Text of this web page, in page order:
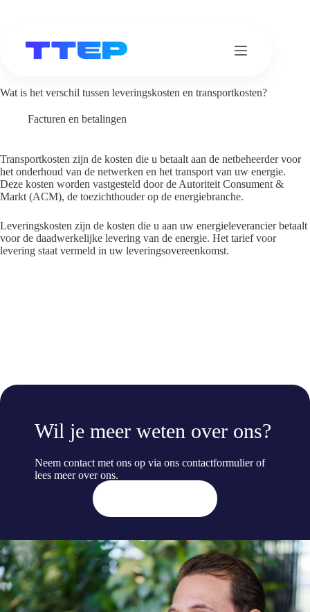
inhoud
Wat is het verschil tussen leveringskosten en transportkosten?
Facturen en betalingen
Transportkosten zijn de kosten die u betaalt aan de netbeheerder voor
het onderhoud van de netwerken en het transport van uw energie.
Deze kosten worden vastgesteld door de Autoriteit Consument &
Markt (ACM), de toezichthouder op de energiebranche.
Leveringskosten zijn de kosten die u aan uw energieleverancier betaalt
voor de daadwerkelijke levering van de energie. Het tarief voor
levering staat vermeld in uw leveringsovereenkomst.
Wil je meer weten over ons?
Neem contact met ons op via ons contactformulier of
lees meerover ons.